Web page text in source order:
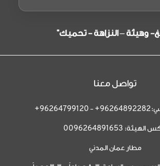
وهيئة – النزاهة - تحميك"
تواصل معنا
96264892282+
-
96264799120+
الهيئة: 0096264891653
مطار عمان المدني